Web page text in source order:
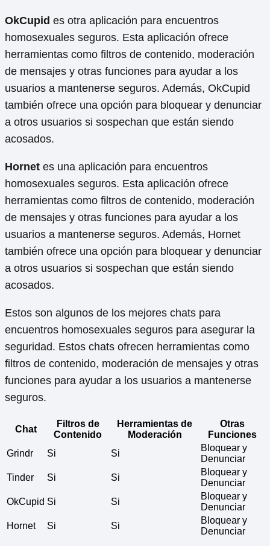
OkCupid es otra aplicación para encuentros
homosexuales seguros. Esta aplicación ofrece
herramientas como filtros de contenido, moderación
de mensajes y otras funciones para ayudar a los
usuarios a mantenerse seguros. Además, OkCupid
también ofrece una opción para bloquear y denunciar
a otros usuarios si sospechan que están siendo
acosados.
Hornet es una aplicación para encuentros
homosexuales seguros. Esta aplicación ofrece
herramientas como filtros de contenido, moderación
de mensajes y otras funciones para ayudar a los
usuarios a mantenerse seguros. Además, Hornet
también ofrece una opción para bloquear y denunciar
a otros usuarios si sospechan que están siendo
acosados.
Estos son algunos de los mejores chats para
encuentros homosexuales seguros para asegurar la
seguridad. Estos chats ofrecen herramientas como
filtros de contenido, moderación de mensajes y otras
funciones para ayudar a los usuarios a mantenerse
seguros.
Chat
Filtros de
Contenido
Herramientas de
Moderación
Otras
Funciones
Grindr
Si Si
Bloquear y
Denunciar
Tinder
Si Si
Bloquear y
Denunciar
OkCupid Si Si
Bloquear y
Denunciar
Hornet
Si Si
Bloquear y
Denunciar